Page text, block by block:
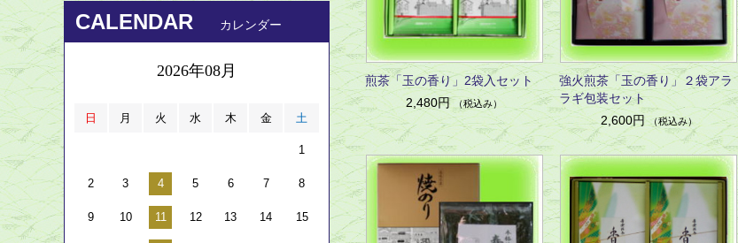
煎茶「玉の香り」2袋入セット
2,480円 （税込み）
強火煎茶「玉の香り」２袋アラ
ラギ包装セット
2,600円 （税込み）
CALENDAR カレンダー
2026年08月
日 月 火 水 木 金 土
1
2 3 4 5 6 7 8
9 10 11 12 13 14 15